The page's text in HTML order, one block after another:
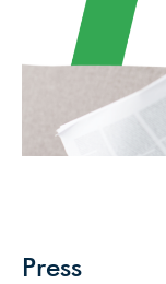
Press
Accetto le